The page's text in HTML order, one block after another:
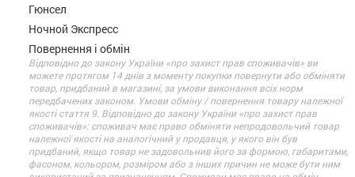
Гюнсел
Ночной Экспресс
Повернення і обмін
Відповідно до закону України «про захист прав споживачів» ви
можете протягом 14 днів з моменту покупки повернути або обміняти
товар, придбаний в магазині, за умови виконання всіх норм
передбачених законом. Умови обміну / повернення товару належної
якості стаття 9. Відповідно до закону України «про захист прав
споживачів»: споживач має право обміняти непродовольчий товар
належної якості на аналогічний у продавця, у якого він був
придбаний, якщо товар не задовольнив його за формою, габаритами,
фасоном, кольором, розміром або з інших причин не може бути ним